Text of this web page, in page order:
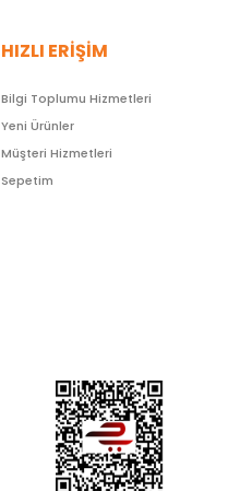
HIZLI ERİŞİM
Bilgi Toplumu Hizmetleri
Yeni Ürünler
Müşteri Hizmetleri
Sepetim